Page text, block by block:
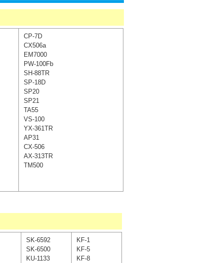
CP-7D
CX506a
EM7000
PW-100Fb
SH-88TR
SP-18D
SP20
SP21
TA55
VS-100
YX-361TR
AP31
CX-506
AX-313TR
TM500
SK-6592
SK-6500
KU-1133
KF-1
KF-5
KF-8